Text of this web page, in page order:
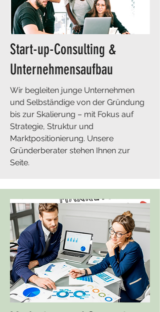
Start-up-Consulting &
Unternehmensaufbau
Wir begleiten junge Unternehmen
und Selbständige von der Gründung
bis zur Skalierung – mit Fokus auf
Strategie, Struktur und
Marktpositionierung. Unsere
Gründerberater stehen Ihnen zur
Seite.